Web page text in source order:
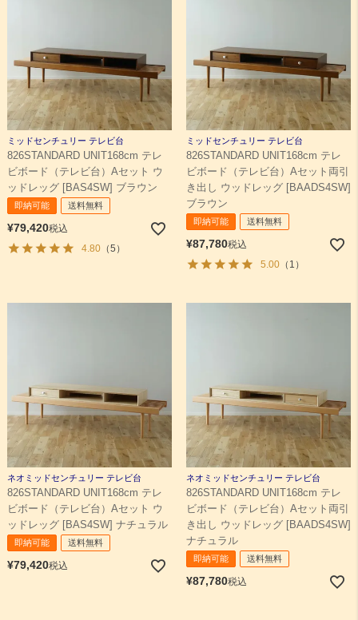
ミッドセンチュリー テレビ台
826STANDARD UNIT168cm テレ
ビボード（テレビ台）Aセット ウ
ッドレッグ [BAS4SW] ブラウン
即納可能 送料無料
¥79,420税込
4.80（5）
ミッドセンチュリー テレビ台
826STANDARD UNIT168cm テレ
ビボード（テレビ台）Aセット両引
き出し ウッドレッグ [BAADS4SW]
ブラウン
即納可能 送料無料
¥87,780税込
5.00（1）
ネオミッドセンチュリー テレビ台
826STANDARD UNIT168cm テレ
ビボード（テレビ台）Aセット ウ
ッドレッグ [BAS4SW] ナチュラル
即納可能 送料無料
¥79,420税込
ネオミッドセンチュリー テレビ台
826STANDARD UNIT168cm テレ
ビボード（テレビ台）Aセット両引
き出し ウッドレッグ [BAADS4SW]
ナチュラル
即納可能 送料無料
¥87,780税込